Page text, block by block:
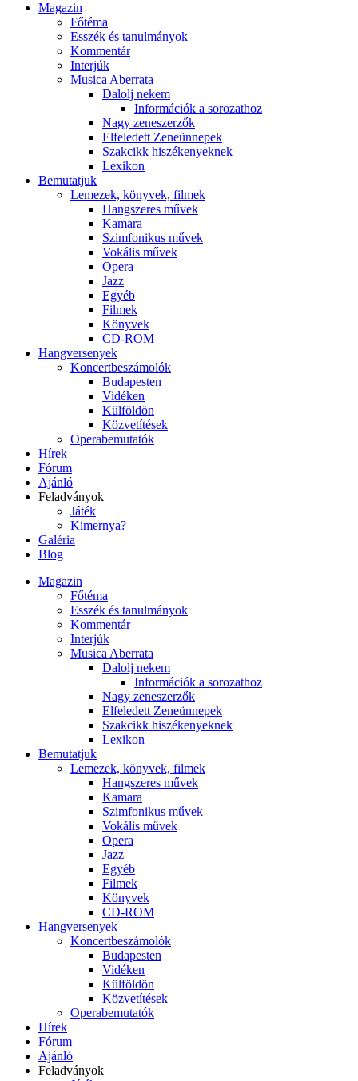
Magazin
Főtéma
Esszék és tanulmányok
Kommentár
Interjúk
Musica Aberrata
Dalolj nekem
Információk a sorozathoz
Nagy zeneszerzők
Elfeledett Zeneünnepek
Szakcikk hiszékenyeknek
Lexikon
Bemutatjuk
Lemezek, könyvek, filmek
Hangszeres művek
Kamara
Szimfonikus művek
Vokális művek
Opera
Jazz
Egyéb
Filmek
Könyvek
CD-ROM
Hangversenyek
Koncertbeszámolók
Budapesten
Vidéken
Külföldön
Közvetítések
Operabemutatók
Hírek
Fórum
Ajánló
Feladványok
Játék
Kimernya?
Galéria
Blog
Magazin
Főtéma
Esszék és tanulmányok
Kommentár
Interjúk
Musica Aberrata
Dalolj nekem
Információk a sorozathoz
Nagy zeneszerzők
Elfeledett Zeneünnepek
Szakcikk hiszékenyeknek
Lexikon
Bemutatjuk
Lemezek, könyvek, filmek
Hangszeres művek
Kamara
Szimfonikus művek
Vokális művek
Opera
Jazz
Egyéb
Filmek
Könyvek
CD-ROM
Hangversenyek
Koncertbeszámolók
Budapesten
Vidéken
Külföldön
Közvetítések
Operabemutatók
Hírek
Fórum
Ajánló
Feladványok